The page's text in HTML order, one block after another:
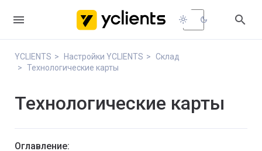
 light_mode dark_mode 
YCLIENTS Настройки YCLIENTS
Склад
Технологические карты
Технологические карты
Оглавление: